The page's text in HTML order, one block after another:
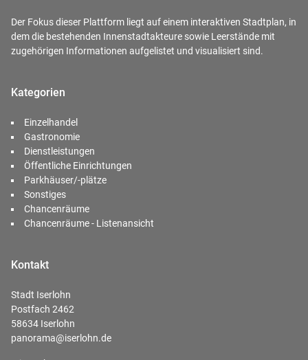
Der Fokus dieser Plattform liegt auf einem interaktiven Stadtplan, in
dem die bestehenden Innenstadtakteure sowie Leerstände mit
zugehörigen Informationen aufgelistet und visualisiert sind.
Kategorien
Einzelhandel
Gastronomie
Dienstleistungen
Öffentliche Einrichtungen
Parkhäuser/-plätze
Sonstiges
Chancenräume
Chancenräume - Listenansicht
Kontakt
Stadt Iserlohn
Postfach 2462
58634 Iserlohn
panorama@iserlohn.de